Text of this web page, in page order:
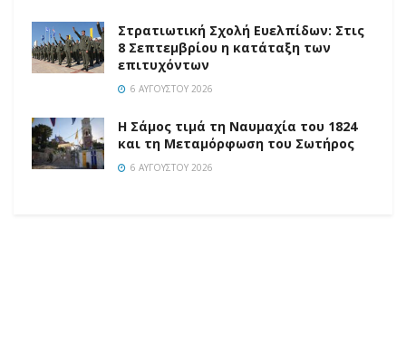
Στρατιωτική Σχολή Ευελπίδων: Στις
8 Σεπτεμβρίου η κατάταξη των
επιτυχόντων
6 ΑΥΓΟΎΣΤΟΥ 2026
Η Σάμος τιμά τη Ναυμαχία του 1824
και τη Μεταμόρφωση του Σωτήρος
6 ΑΥΓΟΎΣΤΟΥ 2026